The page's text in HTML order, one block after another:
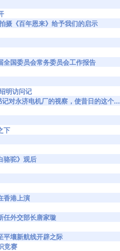
摄《百年恩来》给予我们的启示
全国委员会常务委员会工作报告
明访问记
对永济电机厂的视察，使昔日的这个...
下
骆驼》观后
香港上演
任外交部长唐家璇
壤新航线开辟之际
竞赛